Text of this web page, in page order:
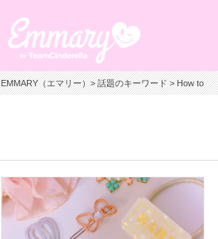
EMMARY（エマリー）>話題のキーワード> How to